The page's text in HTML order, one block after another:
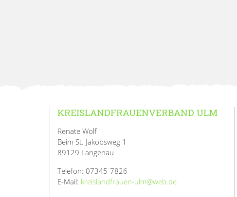
KREISLANDFRAUENVERBAND ULM
Renate Wolf
Beim St. Jakobsweg 1
89129 Langenau
Telefon: 07345-7826
E-Mail: kreislandfrauen-ulm@web.de